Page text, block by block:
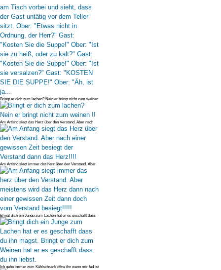
Bringt er dich zum lachen? Nein er bringt nicht zum weinen
!!
Am Anfang siegt das Herz über den Verstand. Aber nach
einer gewissen Zei
Am Anfang siegt immer das herz über den Verstand. Aber
meistens wird das
Bringt dich ein Junge zum Lachen hat er es geschafft dass
du ihn magst.
Ich gehe immer zum Kühlschrank öffne ihn wenn mir fad ist